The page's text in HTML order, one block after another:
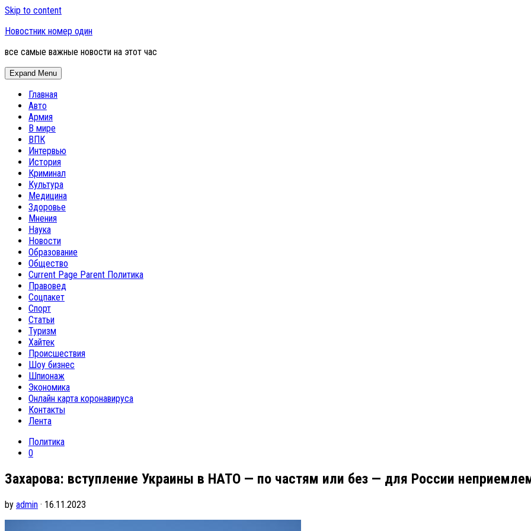
Skip to content
Новостник номер один
все самые важные новости на этот час
Expand Menu
Главная
Авто
Армия
В мире
ВПК
Интервью
История
Криминал
Культура
Медицина
Здоровье
Мнения
Наука
Новости
Образование
Общество
Current Page Parent Политика
Правовед
Соцпакет
Спорт
Статьи
Туризм
Хайтек
Происшествия
Шоу бизнес
Шпионаж
Экономика
Онлайн карта коронавируса
Контакты
Лента
Политика
0
Захарова: вступление Украины в НАТО — по частям или без — для России
by admin · 16.11.2023